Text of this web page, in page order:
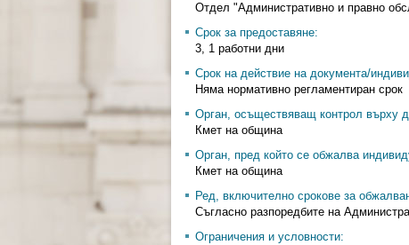
Отдел "Административно и правно
Срок за предоставяне:
3, 1 работни дни
Срок на действие на документа/
Няма нормативно регламентиран срок
Орган, осъществяващ контрол върху
Кмет на община
Орган, пред който се обжалва
Кмет на община
Ред, включително срокове за
Съгласно разпоредбите на
Ограничения и условности: